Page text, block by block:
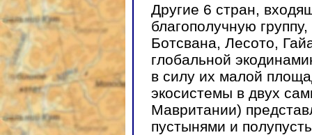
Другие 6 стран,
благополучную
Ботсвана, Лесото,
глобальной
в силу их малой
экосистемы в двух
Мавритании)
пустынями и